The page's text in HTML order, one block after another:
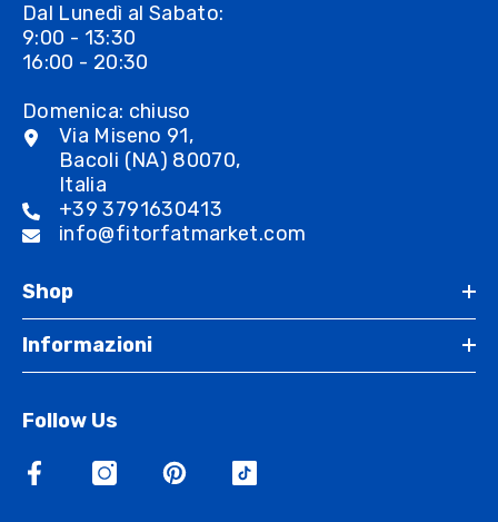
Dal Lunedì al Sabato:
9:00 - 13:30
16:00 - 20:30
Domenica: chiuso
Via Miseno 91,
Bacoli (NA) 80070,
Italia
+39 3791630413
info@fitorfatmarket.com
Shop
Informazioni
Follow Us